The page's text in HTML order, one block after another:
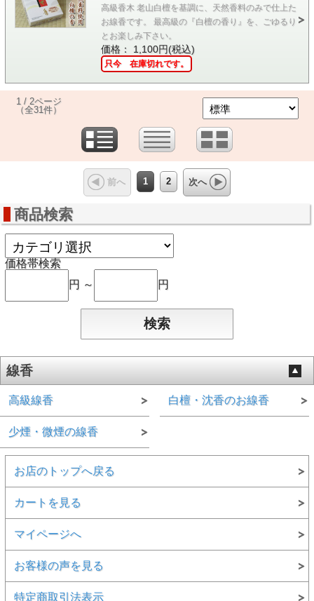
高級香木 老山白檀を基調に、天然香料のみで仕上た
お線香です。 最高級の『白檀の香り』を、ごゆるり
とお楽しみ下さい。
価格： 1,100円(税込)
只今 在庫切れです。
1 / 2ページ
（全31件）
前へ 1 2 次へ
商品検索
価格帯検索
円 ～
円
線香
高級線香
少煙・微煙の線香
白檀・沈香のお線香
お店のトップへ戻る
カートを見る
マイページへ
お客様の声を見る
特定商取引法表示